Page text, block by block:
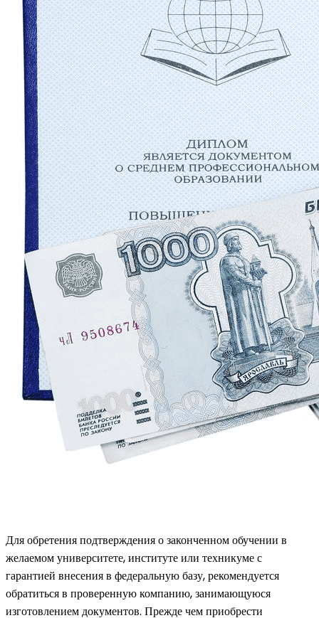
Для обретения подтверждения о законченном обучении в
желаемом университете, институте или техникуме с
гарантией внесения в федеральную базу, рекомендуется
обратиться в проверенную компанию, занимающуюся
изготовлением документов. Прежде чем приобрести